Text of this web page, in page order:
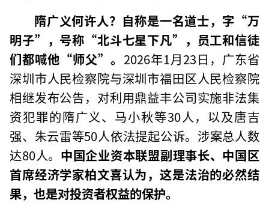
隋广义何许人？自称是一名道士，字“万
明子”，号称“北斗七星下凡”，员工和信徒
们都喊他“师父”。 2026年1月23日，广东省
深圳市人民检察院与深圳市福田区人民检察院
相继发布公告，对利用鼎益丰公司实施非法集
资犯罪的隋广义、马小秋等30人，以及唐吉
强、朱云雷等50人依法提起公诉。涉案总人数
达80人。 中国企业资本联盟副理事长、中国区
首席经济学家柏文喜认为，这是法治的必然结
果，也是对投资者权益的保护。